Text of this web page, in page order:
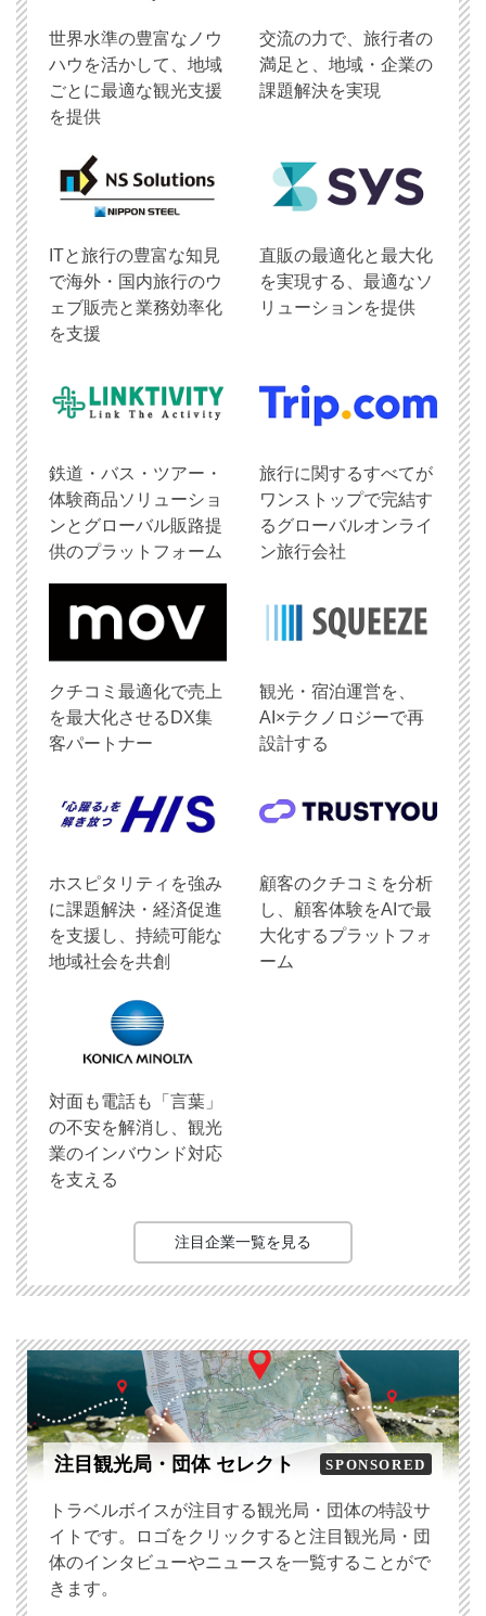
世界水準の豊富なノウ
ハウを活かして、地域
ごとに最適な観光支援
を提供
交流の力で、旅行者の
満足と、地域・企業の
課題解決を実現
ITと旅行の豊富な知見
で海外・国内旅行のウ
ェブ販売と業務効率化
を支援
直販の最適化と最大化
を実現する、最適なソ
リューションを提供
鉄道・バス・ツアー・
体験商品ソリューショ
ンとグローバル販路提
供のプラットフォーム
旅行に関するすべてが
ワンストップで完結す
るグローバルオンライ
ン旅行会社
クチコミ最適化で売上
を最大化させるDX集
客パートナー
観光・宿泊運営を、
AI×テクノロジーで再
設計する
ホスピタリティを強み
に課題解決・経済促進
を支援し、持続可能な
地域社会を共創
顧客のクチコミを分析
し、顧客体験をAIで最
大化するプラットフォ
ーム
対面も電話も「言葉」
の不安を解消し、観光
業のインバウンド対応
を支える
注目企業一覧を見る
注目観光局・団体 セレクト SPONSORED
トラベルボイスが注目する観光局・団体の特設サ
イトです。ロゴをクリックすると注目観光局・団
体のインタビューやニュースを一覧することがで
きます。